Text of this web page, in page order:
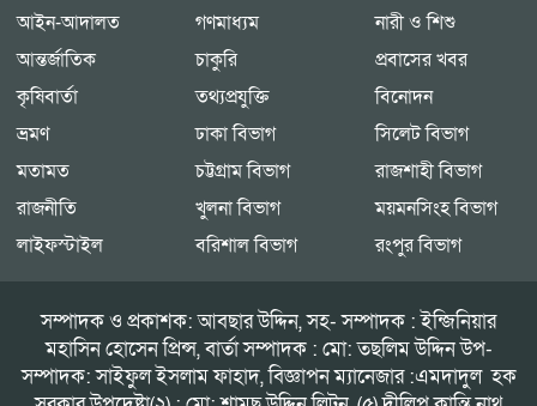
আইন-আদালত
আন্তর্জাতিক
কৃষিবার্তা
গণমাধ্যম
চাকুরি
তথ্যপ্রযুক্তি
নারী ও শিশু
প্রবাসের খবর
বিনোদন
ভ্রমণ
মতামত
রাজনীতি
লাইফস্টাইল
ঢাকা বিভাগ
চট্টগ্রাম বিভাগ
খুলনা বিভাগ
বরিশাল বিভাগ
সিলেট বিভাগ
রাজশাহী বিভাগ
ময়মনসিংহ বিভাগ
রংপুর বিভাগ
সম্পাদক ও প্রকাশক: আবছার উদ্দিন, সহ- সম্পাদক : ইন্জিনিয়ার
মহাসিন হোসেন প্রিন্স, বার্তা সম্পাদক : মো: তছলিম উদ্দিন উপ-
সম্পাদক: সাইফুল ইসলাম ফাহাদ, বিজ্ঞাপন ম্যানেজার :এমদাদুল হক